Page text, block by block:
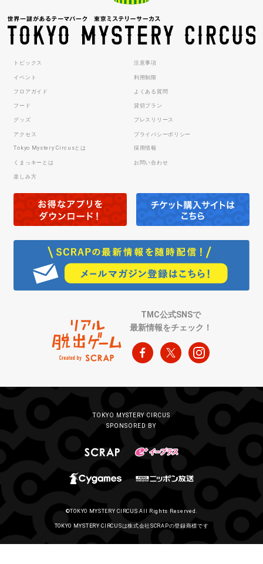
トピックス
イベント
フロアガイド
フード
グッズ
アクセス
Tokyo Mystery Circusとは
くまっキーとは
楽しみ方
注意事項
利用制限
よくある質問
貸切プラン
プレスリリース
プライバシーポリシー
採用情報
お問い合わせ
TMC公式SNSで
最新情報をチェック！
TOKYO MYSTERY CIRCUS
SPONSORED BY
©TOKYO MYSTERY CIRCUS All Rights Reserved.
TOKYO MYSTERY CIRCUSは株式会社SCRAPの登録商標です